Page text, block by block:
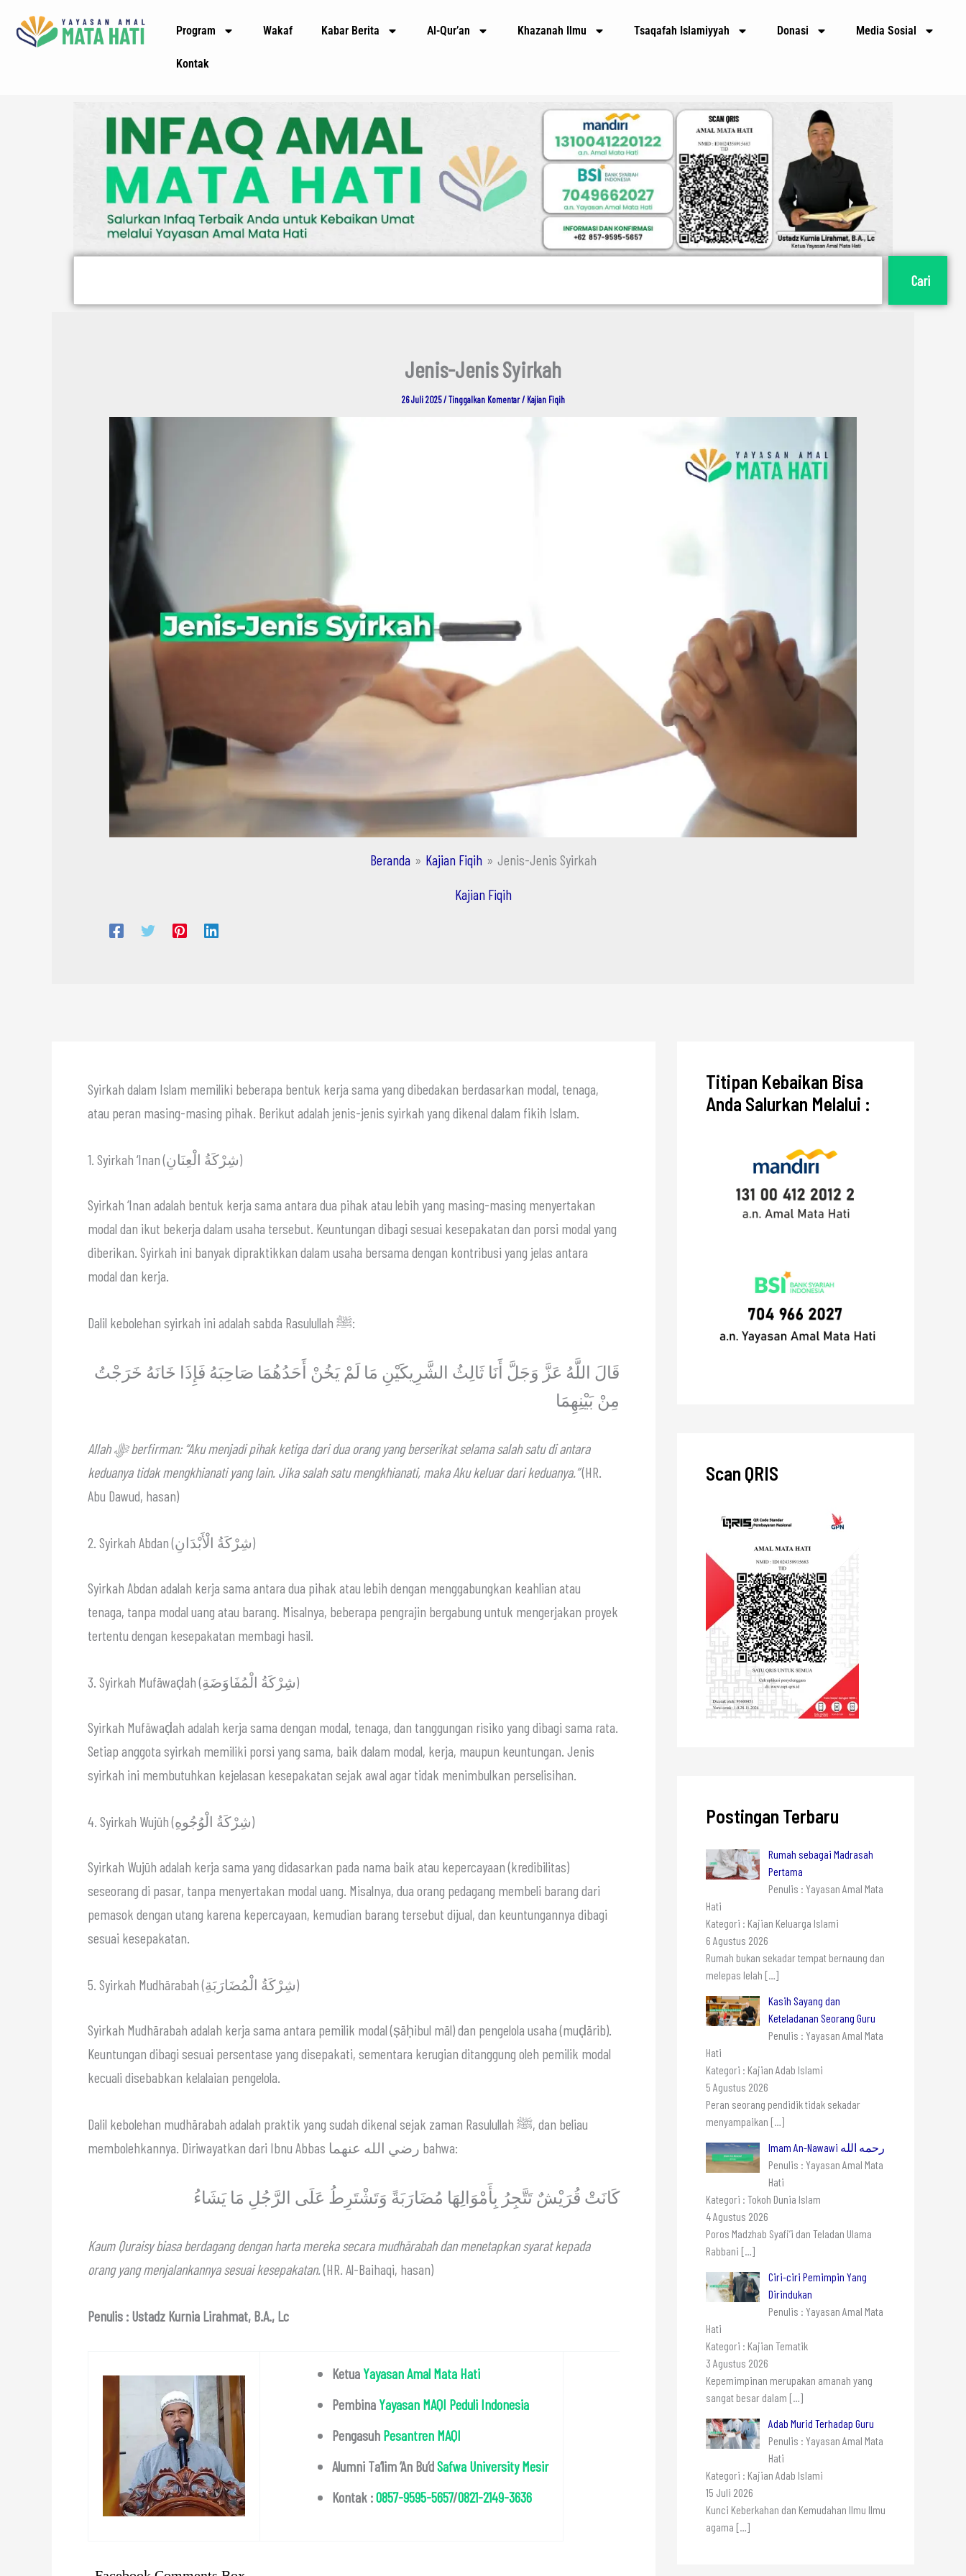
Program Wakaf Kabar Berita Al-Qur’an Khazanah Ilmu Tsaqafah Islamiyyah Donasi Media Sosial
Kontak
Cari
Jenis-Jenis Syirkah
26 Juli 2025/Tinggalkan Komentar / Kajian Fiqih
Beranda Kajian Fiqih
Jenis-Jenis Syirkah
Kajian Fiqih
Syirkah dalam Islam memiliki beberapa bentuk kerja sama yang dibedakan berdasarkan modal, tenaga,
atau peran masing-masing pihak. Berikut adalah jenis-jenis syirkah yang dikenal dalam fikih Islam.
1. Syirkah ‘Inan (شِرْكَةُ الْعِنَانِ)
Syirkah ‘Inan adalah bentuk kerja sama antara dua pihak atau lebih yang masing-masing menyertakan
modal dan ikut bekerja dalam usaha tersebut. Keuntungan dibagi sesuai kesepakatan dan porsi modal yang
diberikan. Syirkah ini banyak dipraktikkan dalam usaha bersama dengan kontribusi yang jelas antara
modal dan kerja.
Dalil kebolehan syirkah ini adalah sabda Rasulullah ﷺ:
قَالَ اللَّهُ عَزَّ وَجَلَّ أَنَا ثَالِثُ الشَّرِيكَيْنِ مَا لَمْ يَخُنْ أَحَدُهُمَا صَاحِبَهُ فَإِذَا خَانَهُ خَرَجْتُ
مِنْ بَيْنِهِمَا
Allah ﷻ berfirman: “Aku menjadi pihak ketiga dari dua orang yang berserikat selama salah satu di antara
keduanya tidak mengkhianati yang lain. Jika salah satu mengkhianati, maka Aku keluar dari keduanya.”(HR.
Abu Dawud, hasan)
2. Syirkah Abdan (شِرْكَةُ الْأَبْدَانِ)
Syirkah Abdan adalah kerja sama antara dua pihak atau lebih dengan menggabungkan keahlian atau
tenaga, tanpa modal uang atau barang. Misalnya, beberapa pengrajin bergabung untuk mengerjakan proyek
tertentu dengan kesepakatan membagi hasil.
3. Syirkah Mufāwaḍah (شِرْكَةُ الْمُفَاوَضَةِ)
Syirkah Mufāwaḍah adalah kerja sama dengan modal, tenaga, dan tanggungan risiko yang dibagi sama rata.
Setiap anggota syirkah memiliki porsi yang sama, baik dalam modal, kerja, maupun keuntungan. Jenis
syirkah ini membutuhkan kejelasan kesepakatan sejak awal agar tidak menimbulkan perselisihan.
4. Syirkah Wujūh (شِرْكَةُ الْوُجُوهِ)
Syirkah Wujūh adalah kerja sama yang didasarkan pada nama baik atau kepercayaan (kredibilitas)
seseorang di pasar, tanpa menyertakan modal uang. Misalnya, dua orang pedagang membeli barang dari
pemasok dengan utang karena kepercayaan, kemudian barang tersebut dijual, dan keuntungannya dibagi
sesuai kesepakatan.
5. Syirkah Mudhārabah (شِرْكَةُ الْمُضَارَبَةِ)
Syirkah Mudhārabah adalah kerja sama antara pemilik modal (ṣāḥibul māl) dan pengelola usaha (muḍārib).
Keuntungan dibagi sesuai persentase yang disepakati, sementara kerugian ditanggung oleh pemilik modal
kecuali disebabkan kelalaian pengelola.
Dalil kebolehan mudhārabah adalah praktik yang sudah dikenal sejak zaman Rasulullah ﷺ, dan beliau
membolehkannya. Diriwayatkan dari Ibnu Abbas رضي الله عنهما bahwa:
كَانَتْ قُرَيْشٌ تَتَّجِرُ بِأَمْوَالِهَا مُضَارَبَةً وَتَشْتَرِطُ عَلَى الرَّجُلِ مَا يَشَاءُ
Kaum Quraisy biasa berdagang dengan harta mereka secara mudhārabah dan menetapkan syarat kepada
orang yang menjalankannya sesuai kesepakatan.(HR. Al-Baihaqi, hasan)
Penulis : Ustadz Kurnia Lirahmat, B.A., Lc
Ketua Yayasan Amal Mata Hati
Pembina Yayasan MAQI Peduli Indonesia
Pengasuh Pesantren MAQI
Alumni Ta’lim ‘An Bu’dSafwa University Mesir
Kontak :0857-9595-5657/0821-2149-3636
Titipan Kebaikan Bisa
Anda Salurkan Melalui :
Scan QRIS
Postingan Terbaru
Rumah sebagai Madrasah
Pertama
Penulis : Yayasan Amal Mata
Hati
Kategori : Kajian Keluarga Islami
6 Agustus 2026
Rumah bukan sekadar tempat bernaung dan
melepas lelah […]
Kasih Sayang dan
Keteladanan Seorang Guru
Penulis : Yayasan Amal Mata
Hati
Kategori : Kajian Adab Islami
5 Agustus 2026
Peran seorang pendidik tidak sekadar
menyampaikan […]
Imam An-Nawawi رحمه الله
Penulis : Yayasan Amal Mata
Hati
Kategori : Tokoh Dunia Islam
4 Agustus 2026
Poros Madzhab Syafi’i dan Teladan Ulama
Rabbani […]
Ciri-ciri Pemimpin Yang
Dirindukan
Penulis : Yayasan Amal Mata
Hati
Kategori : Kajian Tematik
3 Agustus 2026
Kepemimpinan merupakan amanah yang
sangat besar dalam […]
Adab Murid Terhadap Guru
Penulis : Yayasan Amal Mata
Hati
Kategori : Kajian Adab Islami
15 Juli 2026
Kunci Keberkahan dan Kemudahan Ilmu Ilmu
agama […]
a